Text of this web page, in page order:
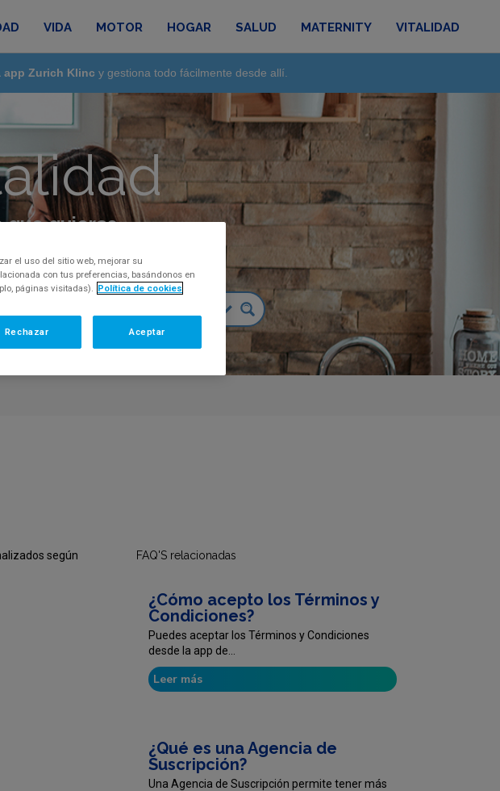
VIDA MOTOR HOGAR SALUD MATERNITY VITALIDAD
app Zurich Klinc y gestiona todo fácilmente desde allí.
quieras
según
FAQ'S relacionadas
¿Cómo acepto los Términos y
Condiciones?
Puedes aceptar los Términos y Condiciones
desde la app de...
Leer más
¿Qué es una Agencia de
Suscripción?
Una Agencia de Suscripción permite tener más
el uso del sitio web, mejorar su
con tus preferencias, basándonos en
páginas visitadas).
Política de cookies
Rechazar Aceptar